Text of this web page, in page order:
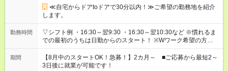
≪自宅からドアtoドアで30分以内！≫ご希望の勤務地を紹介
します。
勤務時間
▽シフト例 ・16:30～翌9:30 ・16:30～翌10:30など ※慣れるま
での最初のうちは日勤からのスタート！ ※Wワーク希望の方へ
今ご覧のお仕事で希望する勤務時間と、もう1つのお仕事の勤務
時間。 合計で週40時間を超える場合は応募できません。
期間
【8月中のスタートOK！急募！】2カ月～ ■ご応募から最短2～
3日後に就業が可能です！